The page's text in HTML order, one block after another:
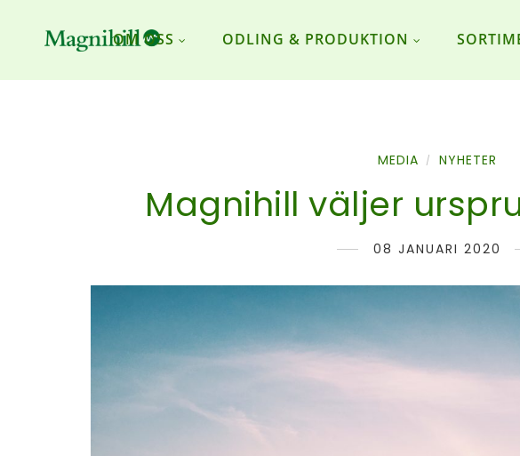
OM OSS ODLING & PRODUKTION
MEDIA / NYHETER
Magnihill väljer
08 JANUARI 2020